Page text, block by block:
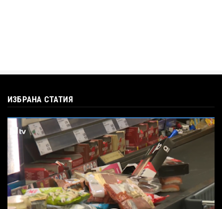
ИЗБРАНА СТАТИЯ